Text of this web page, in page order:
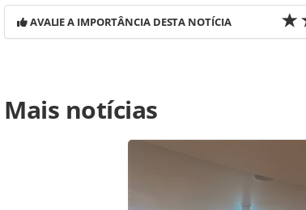
AVALIE A IMPORTÂNCIA DESTA NOTÍCIA
https://www.panrotas.com.br/noticia-turismo/
de-miami-quebra-recorde-de-pax_143885.html ou
Todo o conteúdo produzido pela PANROTAS
PANROTAS Editora (copyright@panrotas.com.br).
Mais notícias